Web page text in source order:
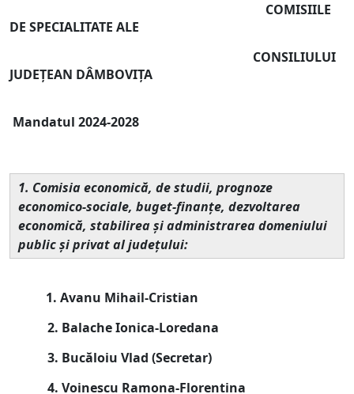
COMISIILE
DE SPECIALITATE ALE
CONSILIULUI
JUDEȚEAN DÂMBOVIȚA
Mandatul 2024-2028
1. Comisia economică, de studii, prognoze
economico-sociale, buget-finanţe, dezvoltarea
economică, stabilirea şi administrarea domeniului
public şi privat al judeţului:
1. Avanu Mihail-Cristian
2. Balache Ionica-Loredana
3. Bucăloiu Vlad (Secretar)
4. Voinescu Ramona-Florentina